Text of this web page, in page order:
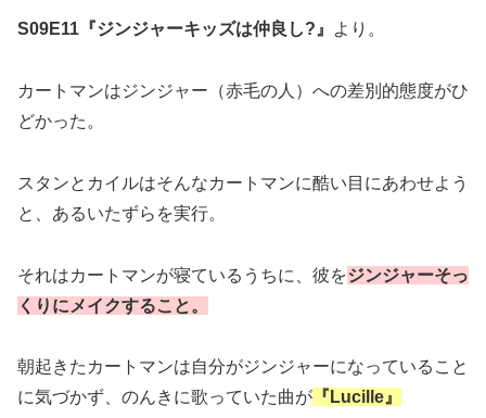
S09E11『ジンジャーキッズは仲良し?』 より。
カートマンはジンジャー（赤毛の人）への差別的態度がひ
どかった。
スタンとカイルはそんなカートマンに酷い目にあわせよう
と、あるいたずらを実行。
それはカートマンが寝ているうちに、彼をジンジャーそっ
くりにメイクすること。
朝起きたカートマンは自分がジンジャーになっていること
に気づかず、のんきに歌っていた曲が 『Lucille』